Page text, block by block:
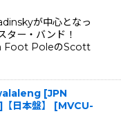
が中心となっ
ター・バンド！
Foot PoleのScott
[JPN
日本盤】
[MVCU-